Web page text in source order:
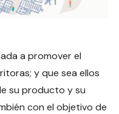
a promover el
y que sea ellos
su producto y su
con el objetivo de